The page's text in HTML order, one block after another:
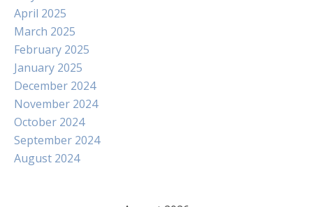
April 2025
March 2025
February 2025
January 2025
December 2024
November 2024
October 2024
September 2024
August 2024